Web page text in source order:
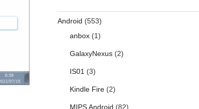
Android (553)
anbox(1)
GalaxyNexus(2)
IS01(3)
Kindle Fire(2)
MIPS Android (82)